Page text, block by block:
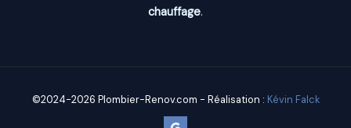
chauffage.
©2024-2026 Plombier-Renov.com - Réalisation : Kévin Falck